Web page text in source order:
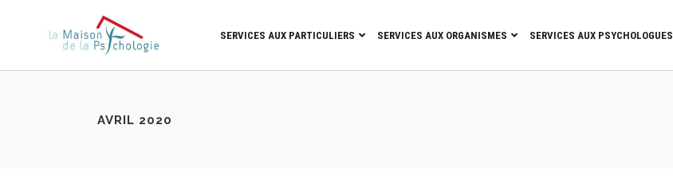
SERVICES AUX PARTICULIERS SERVICES AUX ORGANISMES SERVICES AUX PSYCHOLOGUES
AVRIL 2020